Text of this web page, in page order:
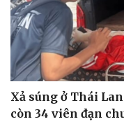
Xả súng ở Thái
còn 34 viên đạn